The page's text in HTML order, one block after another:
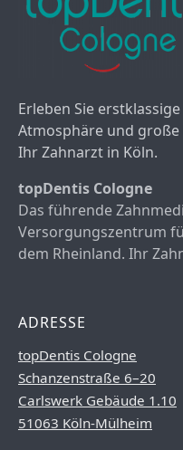
Erleben Sie
Atmosphäre und
Ihr Zahnarzt in Köln.
topDentis Cologne
Das führende
Versorgungszentrum
dem Rheinland. Ihr
ADRESSE
topDentis Cologne
Schanzenstraße 6–20
Carlswerk Gebäude 1.10
51063 Köln-Mülheim